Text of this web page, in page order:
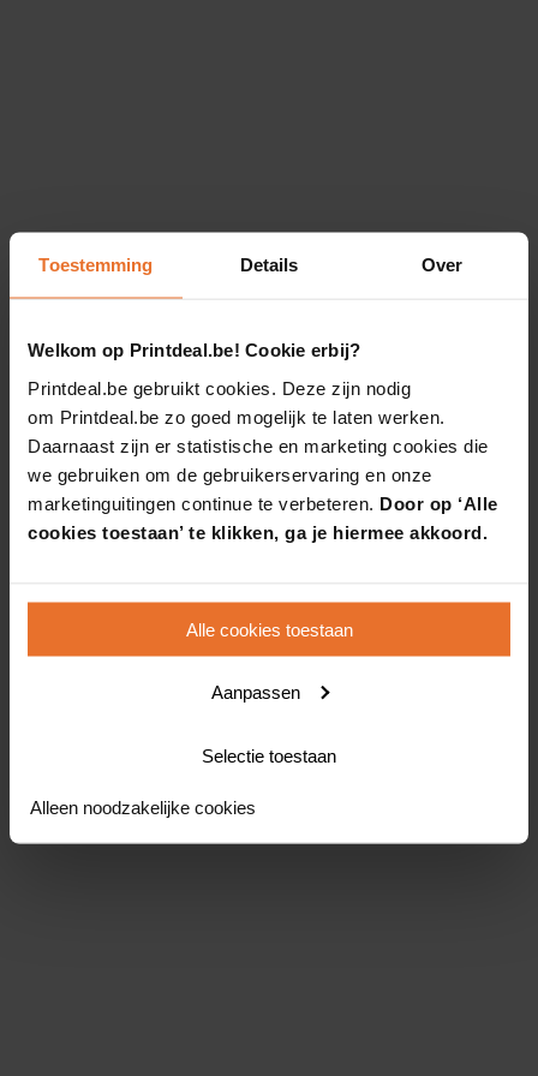
Toestemming Details Over
Welkom op Printdeal.be! Cookie erbij?
Printdeal.be gebruikt cookies. Deze zijn nodig
om Printdeal.be zo goed mogelijk te laten werken.
Daarnaast zijn er statistische en marketing cookies die
we gebruiken om de gebruikerservaring en onze
marketinguitingen continue te verbeteren. Door op ‘Alle
cookies toestaan’ te klikken, ga je hiermee akkoord.
Alle cookies toestaan
Aanpassen
Selectie toestaan
Alleen noodzakelijke cookies